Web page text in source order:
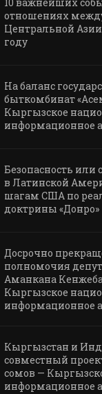
10 важнейших
отношениях
Центральной
году
На баланс
быткомбинат
Кыргызское
информационное
Безопасность или
в Латинской
шагам США по
доктрины «Донро»
Досрочно
полномочия
Аманкана
Кыргызское
информационное
Кыргызстан и
совместный
сомов —
информационное